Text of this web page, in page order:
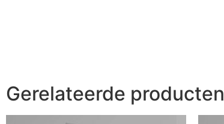
Gerelateerde producten